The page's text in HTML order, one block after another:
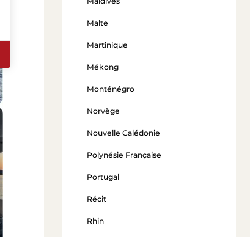
Malte
Martinique
Mékong
Monténégro
Norvège
Nouvelle Calédonie
Polynésie Française
Portugal
Récit
Rhin